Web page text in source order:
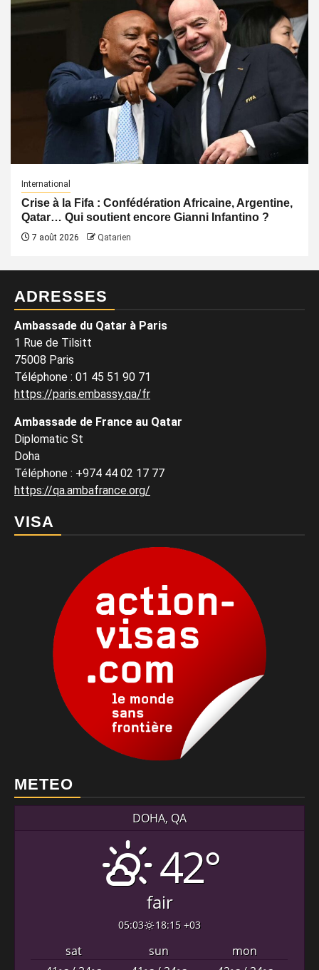
International
Crise à la Fifa : Confédération Africaine, Argentine,
Qatar… Qui soutient encore Gianni Infantino ?
7 août 2026 Qatarien
ADRESSES
Ambassade du Qatar à Paris
1 Rue de Tilsitt
75008 Paris
Téléphone : 01 45 51 90 71
https://paris.embassy.qa/fr
Ambassade de France au Qatar
Diplomatic St
Doha
Téléphone : +974 44 02 17 77
https://qa.ambafrance.org/
VISA
METEO
DOHA, QA
42°
fair
05:03 18:15 +03
sat sun
mon